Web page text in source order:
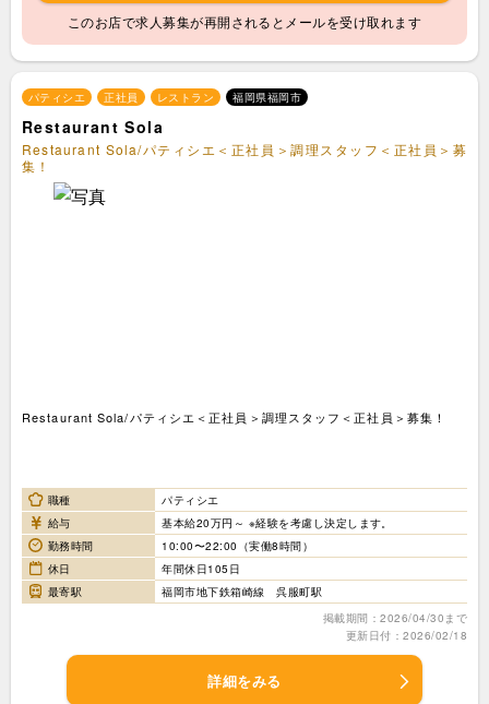
このお店で求人募集が再開されるとメールを受け取れます
パティシエ 正社員 レストラン 福岡県福岡市
Restaurant Sola
Restaurant Sola/パティシエ＜正社員＞調理スタッフ＜正社員＞募
集！
Restaurant Sola/パティシエ＜正社員＞調理スタッフ＜正社員＞募集！
職種
パティシエ
給与
基本給20万円～ ※経験を考慮し決定します。
勤務時間
10:00〜22:00（実働8時間）
休日
年間休日105日
最寄駅
福岡市地下鉄箱崎線 呉服町駅
掲載期間：2026/04/30まで
更新日付：2026/02/18
詳細をみる